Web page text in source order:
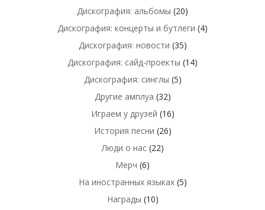
Дискография: альбомы (20)
Дискография: концерты и бутлеги (4)
Дискография: новости (35)
Дискография: сайд-проекты (14)
Дискография: синглы (5)
Другие амплуа (32)
Играем у друзей (16)
История песни (26)
Люди о нас(22)
Мерч (6)
На иностранных языках(5)
Награды (10)